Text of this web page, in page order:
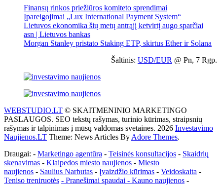
Finansų rinkos priežiūros komiteto sprendimai
Įpareigojimai „Lux International Payment System“
Lietuvos ekonomika šių metų antrąjį ketvirtį augo sparčiai
asn | Lietuvos bankas
Morgan Stanley pristato Staking ETP, skirtus Ether ir Solana
Šaltinis: USD/EUR @ Pn, 7 Rgp.
WEBSTUDIO.LT © SKAITMENINIO MARKETINGO
PASLAUGOS. SEO tekstų rašymas, turinio kūrimas, straipsnių
rašymas ir talpinimas į mūsų valdomas svetaines. 2026 Investavimo
Naujienos.LT Theme: News Articles By Adore Themes.
Draugai: - Marketingo agentūra - Teisinės konsultacijos - Skaidrių
skenavimas - Klaipedos miesto naujienos - Miesto
naujienos - Saulius Narbutas - Įvaizdžio kūrimas - Veidoskaita -
Teniso treniruotės - Pranešimai spaudai - Kauno naujienos -